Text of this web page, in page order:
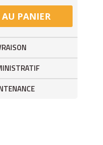
AU PANIER